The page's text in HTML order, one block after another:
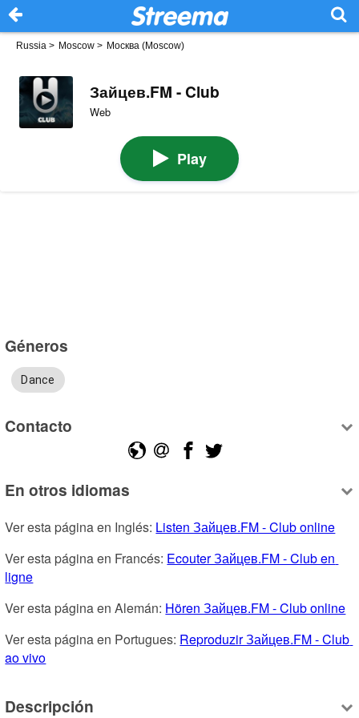
Russia > Moscow > Москва (Moscow)
Зайцев.FM - Club
Web
Play
Géneros
Dance
Contacto
En otros idiomas
Ver esta página en Inglés: Listen Зайцев.FM - Club online
Ver esta página en Francés: Ecouter Зайцев.FM - Club en
ligne
Ver esta página en Alemán: Hören Зайцев.FM - Club online
Ver esta página en Portugues: Reproduzir Зайцев.FM - Club
ao vivo
Descripción